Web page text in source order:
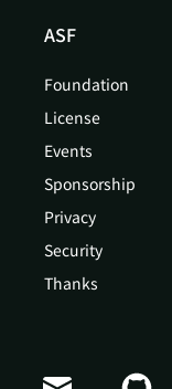
ASF
Foundation
License
Events
Sponsorship
Privacy
Security
Thanks